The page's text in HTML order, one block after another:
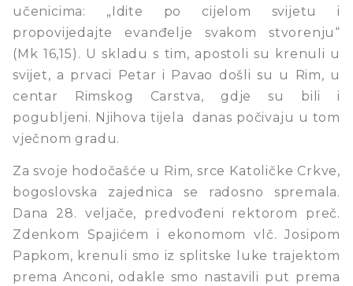
učenicima: „Idite po cijelom svijetu i
propovijedajte evanđelje svakom stvorenju“
(Mk 16,15). U skladu s tim, apostoli su krenuli u
svijet, a prvaci Petar i Pavao došli su u Rim, u
centar Rimskog Carstva, gdje su bili i
pogubljeni. Njihova tijela danas počivaju u tom
vječnom gradu.
Za svoje hodočašće u Rim, srce Katoličke Crkve,
bogoslovska zajednica se radosno spremala.
Dana 28. veljače, predvođeni rektorom preč.
Zdenkom Spajićem i ekonomom vlč. Josipom
Papkom, krenuli smo iz splitske luke trajektom
prema Anconi, odakle smo nastavili put prema